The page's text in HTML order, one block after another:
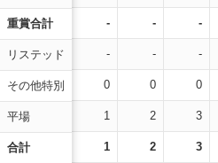
重賞合計
リステッド
その他特別
平場
合計
- - -
- - -
0 0 0
1 2 3
1 2 3